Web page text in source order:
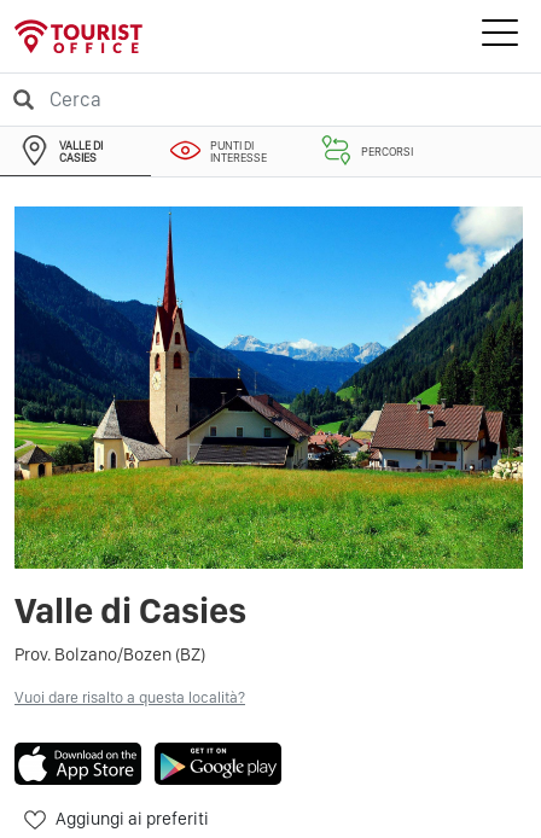
VALLE DI
CASIES
PUNTI DI
INTERESSE
PERCORSI
Valle di Casies
Prov. Bolzano/Bozen (BZ)
Vuoi dare risalto a questa località?
Aggiungi ai preferiti